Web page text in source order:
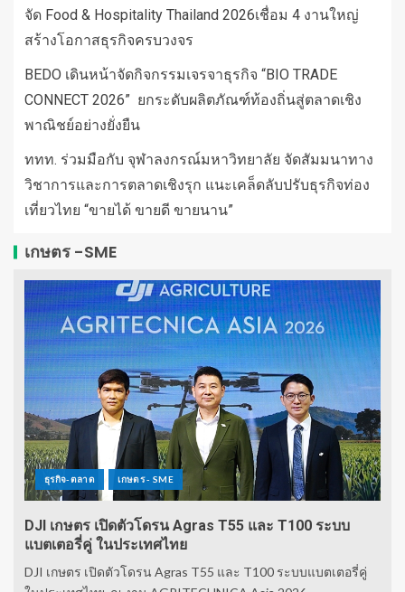
จัด Food & Hospitality Thailand 2026เชื่อม 4 งานใหญ่
สร้างโอกาสธุรกิจครบวงจร
BEDO เดินหน้าจัดกิจกรรมเจรจาธุรกิจ “BIO TRADE
CONNECT 2026” ยกระดับผลิตภัณฑ์ท้องถิ่นสู่ตลาดเชิง
พาณิชย์อย่างยั่งยืน
ททท. ร่วมมือกับ จุฬาลงกรณ์มหาวิทยาลัย จัดสัมมนาทาง
วิชาการและการตลาดเชิงรุก แนะเคล็ดลับปรับธุรกิจท่อง
เที่ยวไทย “ขายได้ ขายดี ขายนาน”
เกษตร -SME
ธุรกิจ-ตลาด เกษตร - SME
DJI เกษตร เปิดตัวโดรน Agras T55 และ T100 ระบบ
แบตเตอรี่คู่ ในประเทศไทย
DJI เกษตร เปิดตัวโดรน Agras T55 และ T100 ระบบแบตเตอรี่คู่